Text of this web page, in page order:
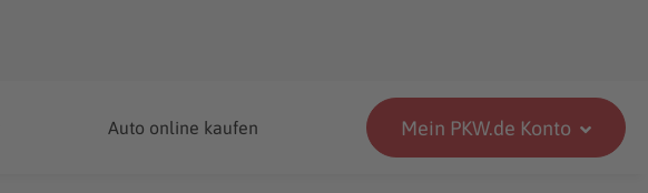
Auto online kaufen Mein PKW.de Konto